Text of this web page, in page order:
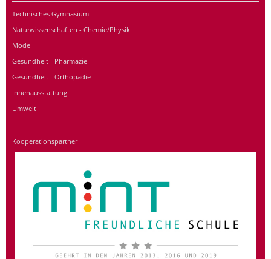
Technisches Gymnasium
Naturwissenschaften - Chemie/Physik
Mode
Gesundheit - Pharmazie
Gesundheit - Orthopädie
Innenausstattung
Umwelt
Kooperationspartner